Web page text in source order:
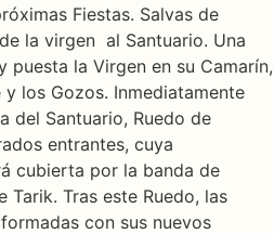
Fiestas. Salvas de
la virgen al Santuario. Una
puesta la Virgen en su Camarín,
los Gozos. Inmediatamente
del Santuario, Ruedo de
entrantes, cuya
cubierta por la banda de
Tarik. Tras este Ruedo, las
con sus nuevos